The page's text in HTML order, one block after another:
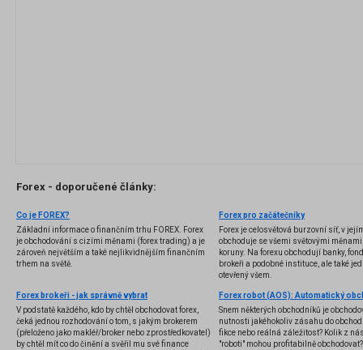
Forex - doporučené články:
Co je FOREX?
Základní informace o finančním trhu FOREX. Forex
je obchodování s cizími měnami (forex trading) a je
zároveň největším a také nejlikvidnějším finančním
trhem na světě.
Forex pro začátečníky
Forex je celosvětová burzovní síť, v
obchoduje se všemi světovými
koruny. Na forexu obchodují banky,
brokeři a podobné instituce, ale také
otevřený všem.
Forex brokeři - jak správně vybrat
V podstatě každého, kdo by chtěl obchodovat forex,
čeká jednou rozhodování o tom, s jakým brokerem
(přeloženo jako makléř/broker nebo zprostředkovatel)
by chtěl mít co do činění a svěřil mu své finance
Snem některých obchodníků je
nutnosti jakéhokoliv zásahu do
fikce nebo reálná záležitost? Kolik z
"roboti" mohou profitabilně